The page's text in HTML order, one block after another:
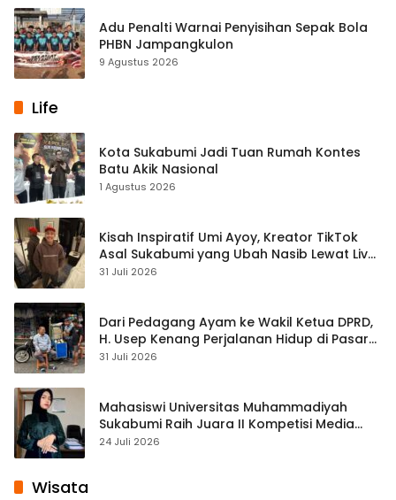
Adu Penalti Warnai Penyisihan Sepak Bola
PHBN Jampangkulon
9 Agustus 2026
Life
Kota Sukabumi Jadi Tuan Rumah Kontes
Batu Akik Nasional
1 Agustus 2026
Kisah Inspiratif Umi Ayoy, Kreator TikTok
Asal Sukabumi yang Ubah Nasib Lewat Live
Streaming
31 Juli 2026
Dari Pedagang Ayam ke Wakil Ketua DPRD,
H. Usep Kenang Perjalanan Hidup di Pasar
Cisaat
31 Juli 2026
Mahasiswi Universitas Muhammadiyah
Sukabumi Raih Juara II Kompetisi Media
Pembelajaran Digital Tingkat Internasional
24 Juli 2026
Wisata